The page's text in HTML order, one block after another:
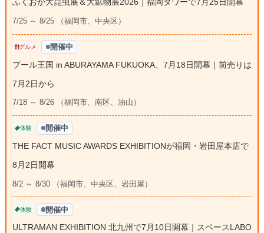
ふくおか大昆虫展＆大鉱物展2026｜福岡タワーで7月25日開幕
7/25 ～ 8/25 （福岡市、中央区）
グルメ 開催中
プール王国 in ABURAYAMA FUKUOKA、7月18日開幕｜前売りは
7月2日から
7/18 ～ 8/26 （福岡市、南区、油山）
体験 開催中
THE FACT MUSIC AWARDS EXHIBITIONが福岡・岩田屋本店で
8月2日開幕
8/2 ～ 8/30 （福岡市、中央区、岩田屋）
体験 開催中
ULTRAMAN EXHIBITION 北九州で7月10日開幕｜スペースLABO